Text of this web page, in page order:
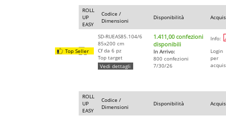
ROLL
UP
EASY
Codice /
Dimensioni
Disponibilità
Top Seller
SD-RUEAS85.104/6
85x200 cm
Cf da 6 pz
Top target
Vedi dettagli
1.411,00 confezioni
disponibili
In Arrivo:
800 confezioni
7/30/26
Info:
Login
per
ROLL
UP
EASY
Codice /
Dimensioni
Disponibilità